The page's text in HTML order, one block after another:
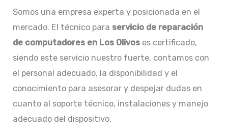
Somos una empresa experta y posicionada en el
mercado. El técnico para servicio de reparación
de computadores en Los Olivos es certificado,
siendo este servicio nuestro fuerte, contamos con
el personal adecuado, la disponibilidad y el
conocimiento para asesorar y despejar dudas en
cuanto al soporte técnico, instalaciones y manejo
adecuado del dispositivo.